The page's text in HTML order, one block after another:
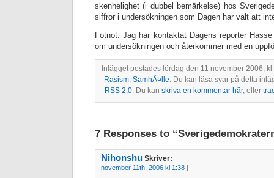
skenhelighet (i dubbel bemärkelse) hos
siffror i undersökningen som Dagen har valt att
Fotnot: Jag har kontaktat Dagens reporter
om undersökningen och återkommer med en
Inlägget postades lördag den 11 november 2006,
Rasism, SamhÃ¤lle. Du kan läsa svar på detta
RSS 2.0. Du kan skriva en kommentar här, eller
7 Responses to
Nihonshu Skriver:
november 11th, 2006 kl 1:38 |